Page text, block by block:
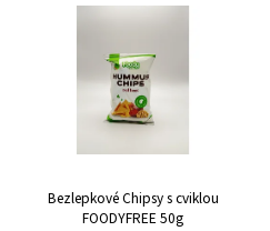
Bezlepkové Chipsy s cviklou
FOODYFREE 50g